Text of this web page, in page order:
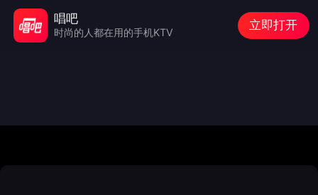
唱吧
时尚的人都在用的手机KTV
立即打开